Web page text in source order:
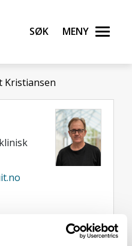
Søk Meny
Kristiansen